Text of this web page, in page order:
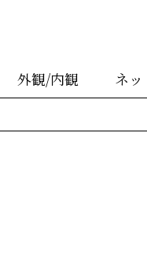
外観/内観 ネ